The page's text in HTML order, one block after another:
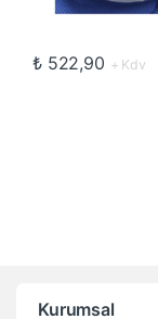
₺522,90 + Kdv
Kurumsal